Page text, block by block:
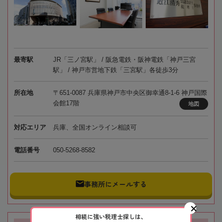
最寄駅
JR「三ノ宮駅」 / 阪急電鉄・阪神電鉄「神戸三宮
駅」 / 神戸市営地下鉄「三宮駅」各徒歩3分
所在地
〒651-0087 兵庫県神戸市中央区御幸通8-1-6 神戸国際
会館17階
地図
対応エリア 兵庫、全国オンライン相談可
電話番号 050-5268-8582
事務所にメールする
相続に強い税理士探しは、